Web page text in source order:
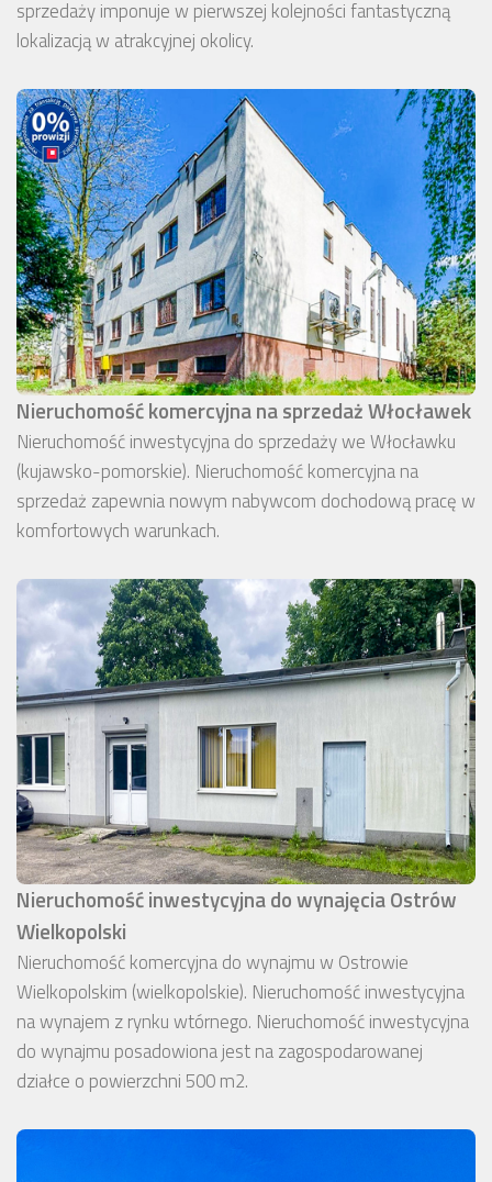
sprzedaży imponuje w pierwszej kolejności fantastyczną
lokalizacją w atrakcyjnej okolicy.
Nieruchomość komercyjna na sprzedaż Włocławek
Nieruchomość inwestycyjna do sprzedaży we Włocławku
(kujawsko-pomorskie). Nieruchomość komercyjna na
sprzedaż zapewnia nowym nabywcom dochodową pracę w
komfortowych warunkach.
Nieruchomość inwestycyjna do wynajęcia Ostrów
Wielkopolski
Nieruchomość komercyjna do wynajmu w Ostrowie
Wielkopolskim (wielkopolskie). Nieruchomość inwestycyjna
na wynajem z rynku wtórnego. Nieruchomość inwestycyjna
do wynajmu posadowiona jest na zagospodarowanej
działce o powierzchni 500 m2.